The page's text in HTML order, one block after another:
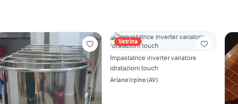
Vetrina
Impastatrice inverter variatore
idratazioni touch
Ariano Irpino(AV)